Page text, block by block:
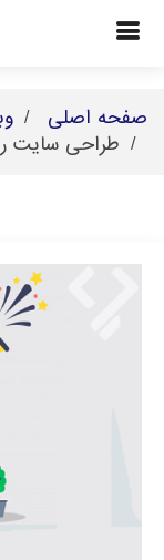
صفحه اصلی
طراحی سایت